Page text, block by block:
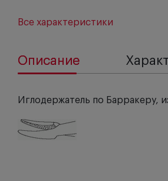
Все характеристики
Описание
Иглодержатель по Барракеру,